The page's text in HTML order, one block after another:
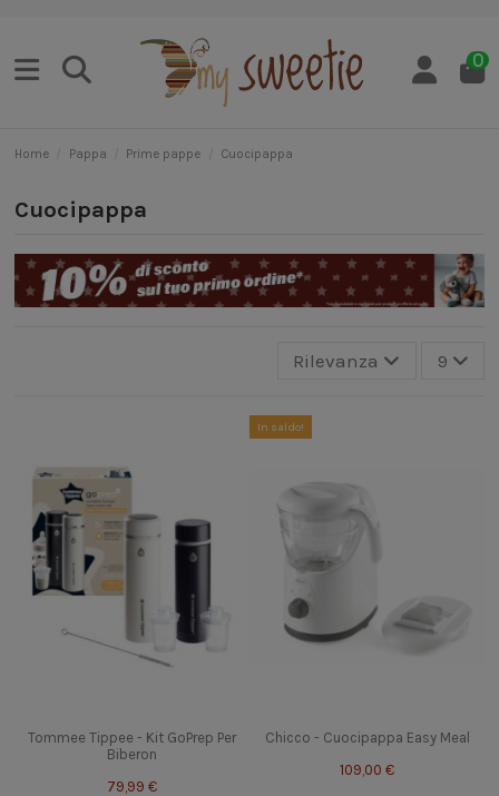
0
Home Pappa Prime pappe Cuocipappa
Cuocipappa
Rilevanza 9
Tommee Tippee - Kit GoPrep Per
Biberon
79,99 €
In saldo!
Chicco - Cuocipappa Easy Meal
109,00 €